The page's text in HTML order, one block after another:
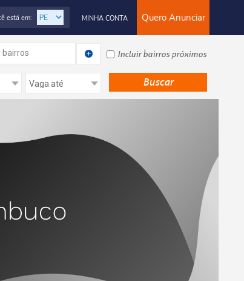
Quero Anunciar
MINHA CONTA
está em:
bairros Incluir bairros próximos